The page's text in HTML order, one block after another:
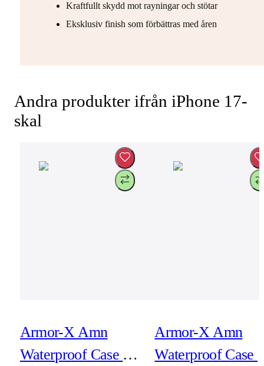
Kraftfullt skydd mot rayningar och stötar
Eksklusiv finish som förbättras med åren
Andra produkter ifrån iPhone 17-
skal
Armor-X Amn
Waterproof Case &
Armor-X Amn
Waterproof Case